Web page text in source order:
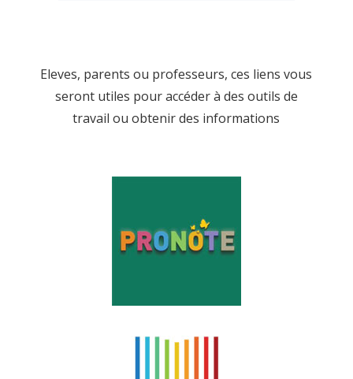
Eleves, parents ou professeurs, ces liens vous
seront utiles pour accéder à des outils de
travail ou obtenir des informations